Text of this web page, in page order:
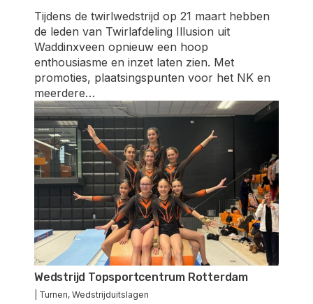
Tijdens de twirlwedstrijd op 21 maart hebben
de leden van Twirlafdeling Illusion uit
Waddinxveen opnieuw een hoop
enthousiasme en inzet laten zien. Met
promoties, plaatsingspunten voor het NK en
meerdere…
Wedstrijd Topsportcentrum Rotterdam
Turnen, Wedstrijduitslagen